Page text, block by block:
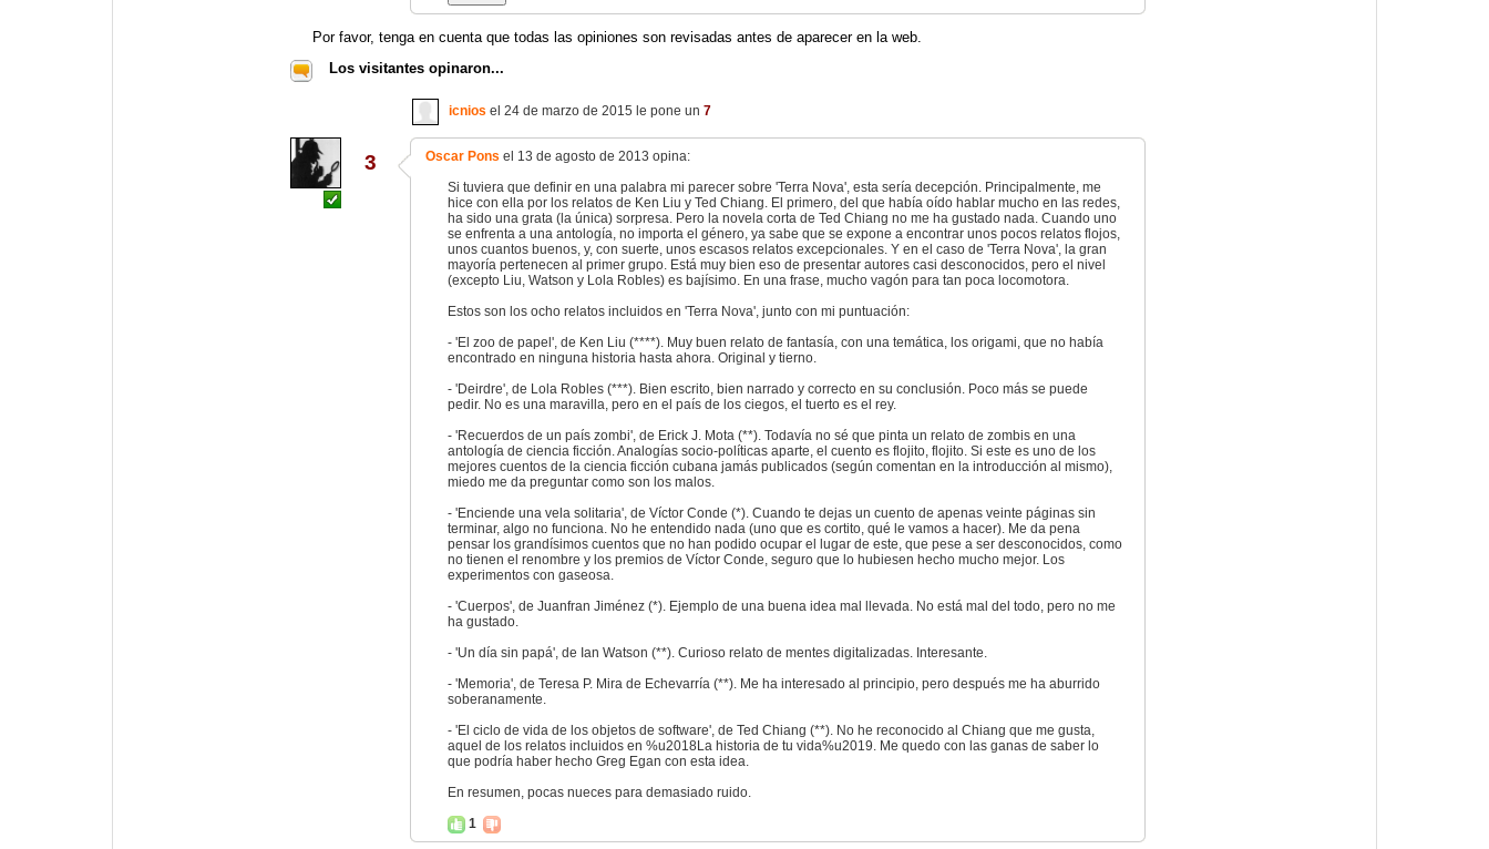
Por favor, tenga en cuenta que todas las opiniones son revisadas antes de aparecer en la web.
Los visitantes opinaron...
icnios el 24 de marzo de 2015 le pone un 7
3 Oscar Pons el 13 de agosto de 2013 opina:
Si tuviera que definir en una palabra mi parecer sobre 'Terra Nova', esta sería decepción. Principalmente, me
hice con ella por los relatos de Ken Liu y Ted Chiang. El primero, del que había oído hablar mucho en las redes,
ha sido una grata (la única) sorpresa. Pero la novela corta de Ted Chiang no me ha gustado nada. Cuando uno
se enfrenta a una antología, no importa el género, ya sabe que se expone a encontrar unos pocos relatos flojos,
unos cuantos buenos, y, con suerte, unos escasos relatos excepcionales. Y en el caso de 'Terra Nova', la gran
mayoría pertenecen al primer grupo. Está muy bien eso de presentar autores casi desconocidos, pero el nivel
(excepto Liu, Watson y Lola Robles) es bajísimo. En una frase, mucho vagón para tan poca locomotora.
Estos son los ocho relatos incluidos en 'Terra Nova', junto con mi puntuación:
- 'El zoo de papel', de Ken Liu (****). Muy buen relato de fantasía, con una temática, los origami, que no había
encontrado en ninguna historia hasta ahora. Original y tierno.
- 'Deirdre', de Lola Robles (***). Bien escrito, bien narrado y correcto en su conclusión. Poco más se puede
pedir. No es una maravilla, pero en el país de los ciegos, el tuerto es el rey.
- 'Recuerdos de un país zombi', de Erick J. Mota (**). Todavía no sé que pinta un relato de zombis en una
antología de ciencia ficción. Analogías socio-políticas aparte, el cuento es flojito, flojito. Si este es uno de los
mejores cuentos de la ciencia ficción cubana jamás publicados (según comentan en la introducción al mismo),
miedo me da preguntar como son los malos.
- 'Enciende una vela solitaria', de Víctor Conde (*). Cuando te dejas un cuento de apenas veinte páginas sin
terminar, algo no funciona. No he entendido nada (uno que es cortito, qué le vamos a hacer). Me da pena
pensar los grandísimos cuentos que no han podido ocupar el lugar de este, que pese a ser desconocidos, como
no tienen el renombre y los premios de Víctor Conde, seguro que lo hubiesen hecho mucho mejor. Los
experimentos con gaseosa.
- 'Cuerpos', de Juanfran Jiménez (*). Ejemplo de una buena idea mal llevada. No está mal del todo, pero no me
ha gustado.
- 'Un día sin papá', de Ian Watson (**). Curioso relato de mentes digitalizadas. Interesante.
- 'Memoria', de Teresa P. Mira de Echevarría (**). Me ha interesado al principio, pero después me ha aburrido
soberanamente.
- 'El ciclo de vida de los objetos de software', de Ted Chiang (**). No he reconocido al Chiang que me gusta,
aquel de los relatos incluidos en %u2018La historia de tu vida%u2019. Me quedo con las ganas de saber lo
que podría haber hecho Greg Egan con esta idea.
En resumen, pocas nueces para demasiado ruido.
1